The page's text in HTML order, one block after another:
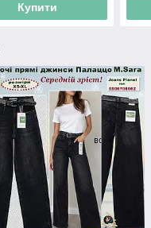
Купити